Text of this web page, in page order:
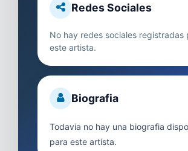
Redes Sociales
No hay redes sociales registradas
este artista.
Biografia
Todavia no hay una biografia
para este artista.